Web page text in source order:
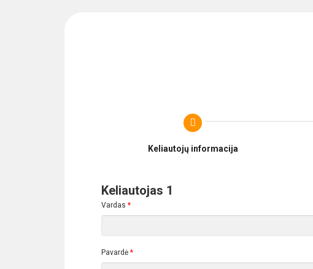
Keliautojų informacija
Keliautojas 1
Vardas *
Pavardė *